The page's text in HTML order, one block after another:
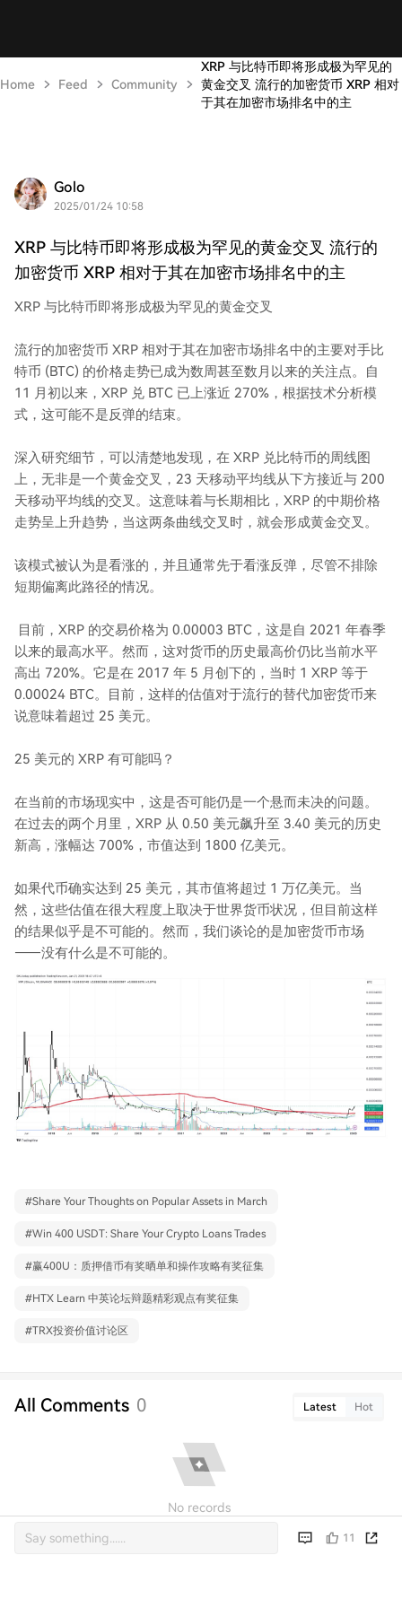
Home Feed Community
XRP 与比特币即将形成极为罕见的
黄金交叉 流行的加密货币 XRP 相对
于其在加密市场排名中的主
Golo
2025/01/24 10:58
XRP 与比特币即将形成极为罕见的黄金交叉 流行的
加密货币 XRP 相对于其在加密市场排名中的主
XRP 与比特币即将形成极为罕见的黄金交叉
流行的加密货币 XRP 相对于其在加密市场排名中的主要对手比
特币 (BTC) 的价格走势已成为数周甚至数月以来的关注点。自
11 月初以来，XRP 兑 BTC 已上涨近 270%，根据技术分析模
式，这可能不是反弹的结束。
深入研究细节，可以清楚地发现，在 XRP 兑比特币的周线图
上，无非是一个黄金交叉，23 天移动平均线从下方接近与 200
天移动平均线的交叉。这意味着与长期相比，XRP 的中期价格
走势呈上升趋势，当这两条曲线交叉时，就会形成黄金交叉。
该模式被认为是看涨的，并且通常先于看涨反弹，尽管不排除
短期偏离此路径的情况。
目前，XRP 的交易价格为 0.00003 BTC，这是自 2021 年春季
以来的最高水平。然而，这对货币的历史最高价仍比当前水平
高出 720%。它是在 2017 年 5 月创下的，当时 1 XRP 等于
0.00024 BTC。目前，这样的估值对于流行的替代加密货币来
说意味着超过 25 美元。
25 美元的 XRP 有可能吗？
在当前的市场现实中，这是否可能仍是一个悬而未决的问题。
在过去的两个月里，XRP 从 0.50 美元飙升至 3.40 美元的历史
新高，涨幅达 700%，市值达到 1800 亿美元。
如果代币确实达到 25 美元，其市值将超过 1 万亿美元。当
然，这些估值在很大程度上取决于世界货币状况，但目前这样
的结果似乎是不可能的。然而，我们谈论的是加密货币市场
——没有什么是不可能的。
#Share Your Thoughts on Popular Assets in March
#Win 400 USDT: Share Your Crypto Loans Trades
#赢400U：质押借币有奖晒单和操作攻略有奖征集
#HTX Learn 中英论坛辩题精彩观点有奖征集
#TRX投资价值讨论区
All Comments 0 Latest Hot
No records
11